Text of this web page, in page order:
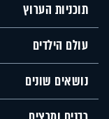
תוכניות הערוץ
עולם הילדים
נושאים שונים